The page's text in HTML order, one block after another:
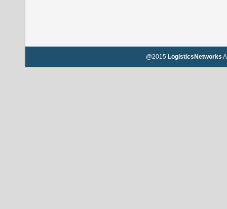
@2015 LogisticsNetworks